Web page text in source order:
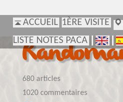
ACCUEIL 1ÈRE VISITE
LISTE NOTES PACA
680 articles
1020 commentaires
ACCUEIL 1ÈRE VISITE
LISTE NOTES PACA